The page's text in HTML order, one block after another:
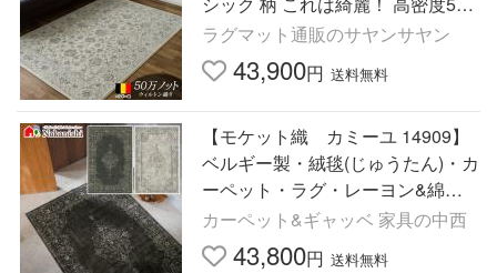
万ノット！ ウィルトン織り 黒 ブ
ルー
ラグマット通販のサヤンサヤン
43,900円 送料無料
【モケット織 カミーユ 14909】
ベルギー製・絨毯(じゅうたん)・カ
ーペット・ラグ・レーヨン&綿 G
lobe ディーパス
カーペット&ギャッベ 家具の中西
43,800円 送料無料